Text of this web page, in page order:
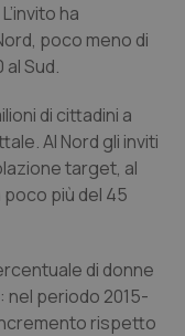
ha
poco meno di
al Sud.
di cittadini a
Al Nord gli inviti
target, al
poco più del 45
di donne
periodo 2015-
rispetto